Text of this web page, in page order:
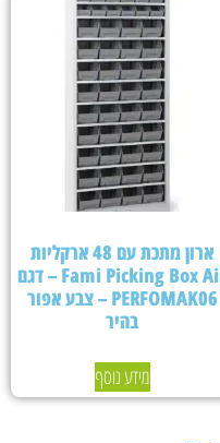
ארון מתכת עם 48 ארקליות
Fami Picking Box Air – דגם
PERFOMAK06 – צבע אפור
בהיר
מידע נוסף